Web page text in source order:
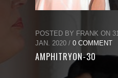
POSTED BY FRANK ON 31
JAN. 2020 / 0 COMMENT
AMPHITRYON-30